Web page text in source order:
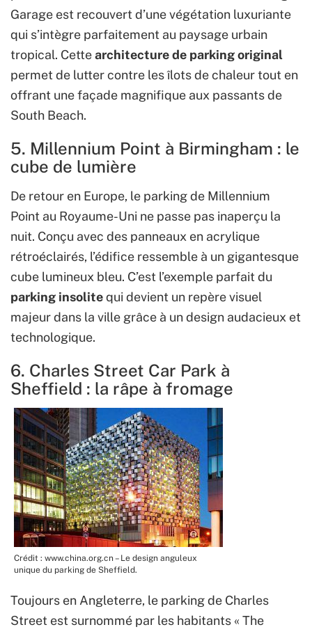
Garage est recouvert d’une végétation luxuriante
qui s’intègre parfaitement au paysage urbain
tropical. Cettearchitecture de parking original
permet de lutter contre les îlots de chaleur tout en
offrant une façade magnifique aux passants de
South Beach.
5. Millennium Point à Birmingham : le
cube de lumière
De retour en Europe, le parking de Millennium
Point au Royaume-Uni ne passe pas inaperçu la
nuit. Conçu avec des panneaux en acrylique
rétroéclairés, l’édifice ressemble à un gigantesque
cube lumineux bleu. C’est l’exemple parfait du
parking insolitequi devient un repère visuel
majeur dans la ville grâce à un design audacieux et
technologique.
6. Charles Street Car Park à
Sheffield : la râpe à fromage
Crédit : www.china.org.cn – Le design anguleux
unique du parking de Sheffield.
Toujours en Angleterre, le parking de Charles
Street est surnommé par les habitants « The